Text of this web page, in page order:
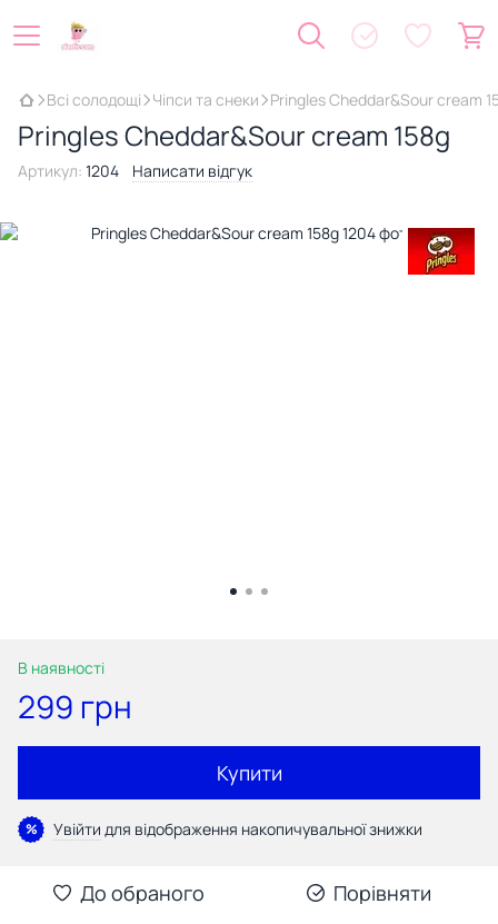
Всі солодощі Чіпси та снеки Pringles Cheddar&Sour cream
Pringles Cheddar&Sour cream 158g
Артикул: 1204 Написати відгук
В наявності
299 грн
Купити
% Увійти для відображення накопичувальної знижки
До обраного Порівняти